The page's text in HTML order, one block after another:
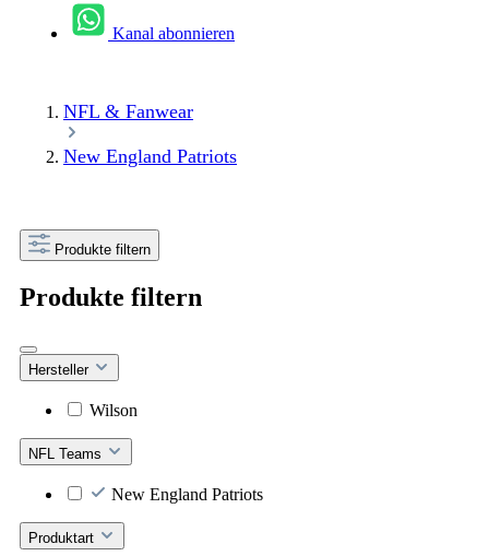
Kanal abonnieren
NFL & Fanwear
New England Patriots
Produkte filtern
Produkte filtern
Hersteller
Wilson
NFL Teams
New England Patriots
Produktart